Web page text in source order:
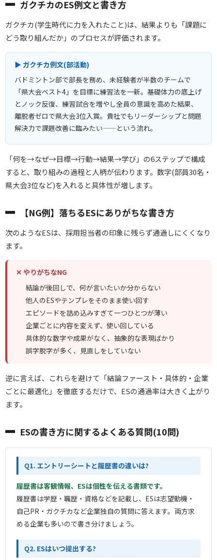
ガクチカのES例文と書き方
ガクチカ(学生時代に力を入れたこと)は、結果よりも「課題に
どう取り組んだか」のプロセスが評価されます。
▶ ガクチカ例文(部活動)
バドミントン部で部長を務め、未経験者が半数のチームで
「県大会ベスト4」を目標に練習法を一新。基礎体力の底上げ
とノック反復、練習試合を増やし全員の意識を高めた結果、
離脱者ゼロで県大会3位入賞。貴社でもリーダーシップと問題
解決力で課題改善に臨みたい——という流れ。
「何を→なぜ→目標→行動→結果→学び」の6ステップで構成
すると、取り組みの過程と人柄が伝わります。数字(部員30名・
県大会3位など)を入れると具体性が増します。
【NG例】落ちるESにありがちな書き方
次のようなESは、採用担当者の印象に残らず通過しにくくなり
ます。
✕ やりがちなNG
結論が後回しで、何が言いたいか分からない
他人のESやテンプレをそのまま使い回す
エピソードを詰め込みすぎて一つひとつが薄い
企業ごとに内容を変えず、使い回している
具体的な数字や成果がなく、抽象的な表現ばかり
誤字脱字が多く、見直しをしていない
逆に言えば、これらを避けて「結論ファースト・具体的・企業
ごとに最適化」を徹底するだけで、ESの通過率は大きく上がり
ます。
ESの書き方に関するよくある質問(10問)
Q1. エントリーシートと履歴書の違いは?
履歴書は客観情報、ESは個性を伝える書類です。
履歴書は学歴・職歴・資格などを記載し、ESは志望動機・
自己PR・ガクチカなど企業独自の質問に答えます。両方求
める企業も多いので書き分けましょう。
Q2. ESはいつ提出する?